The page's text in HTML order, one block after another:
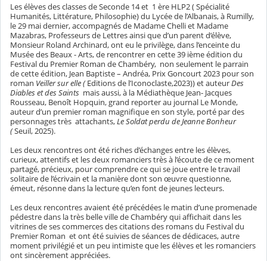
Les élèves des classes de Seconde 14 et 1 ère HLP2 ( Spécialité
Humanités, Littérature, Philosophie) du Lycée de l’Albanais, à Rumilly,
le 29 mai dernier, accompagnés de Madame Chelli et Madame
Mazabras, Professeurs de Lettres ainsi que d’un parent d’élève,
Monsieur Roland Archinard, ont eu le privilège, dans l’enceinte du
Musée des Beaux - Arts, de rencontrer en cette 39 ième édition du
Festival du Premier Roman de Chambéry, non seulement le parrain
de cette édition, Jean Baptiste – Andréa, Prix Goncourt 2023 pour son
roman Veiller sur elle (Editions de l’Iconoclaste,2023)) et auteurDes
Diables et des Saints mais aussi, à la Médiathèque Jean- Jacques
Rousseau, Benoît Hopquin, grand reporter au journal Le Monde,
auteur d’un premier roman magnifique en son style, porté par des
personnages très attachants,Le Soldat perdu de Jeanne Bonheur
(Seuil, 2025).
Les deux rencontres ont été riches d’échanges entre les élèves,
curieux, attentifs et les deux romanciers très à l’écoute de ce moment
partagé, précieux, pour comprendre ce qui se joue entre le travail
solitaire de l’écrivain et la manière dont son œuvre questionne,
émeut, résonne dans la lecture qu’en font de jeunes lecteurs.
Les deux rencontres avaient été précédées le matin d’une promenade
pédestre dans la très belle ville de Chambéry qui affichait dans les
vitrines de ses commerces des citations des romans du Festival du
Premier Roman et ont été suivies de séances de dédicaces, autre
moment privilégié et un peu intimiste que les élèves et les romanciers
ont sincèrement appréciées.